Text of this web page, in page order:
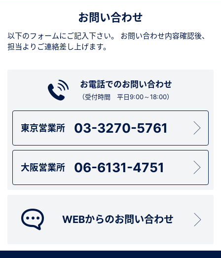
お問い合わせ
以下のフォームにご記入下さい。
お問い合わせ内容確認後、
担当よりご連絡差し上げます。
お電話でのお問い合わせ
（受付時間 平日9:00～18:00）
東京営業所 03-3270-5761
大阪営業所 06-6131-4751
WEBからのお問い合わせ